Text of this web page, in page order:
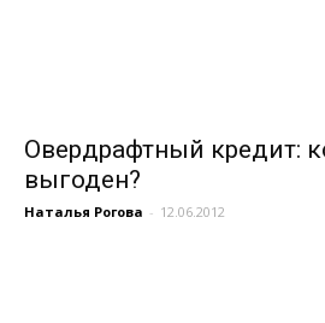
Овердрафтный кредит:
выгоден?
Наталья Рогова - 12.06.2012